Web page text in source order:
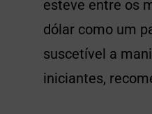
esteve entre os
dólar como um
suscetível a
iniciantes,